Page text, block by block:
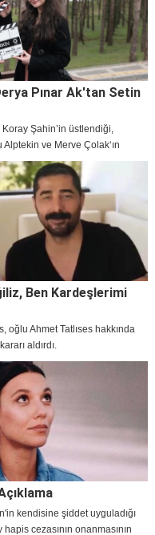
Pınar Ak'tan Setin
Koray Şahin’in üstlendiği,
ve Merve Çolak‘ın
ve konusuyla şimdiden merak
çekimleri başladı.
Ben Kardeşlerimi
oğlu Ahmet Tatlıses hakkında
aldırdı.
kendisine şiddet uyguladığı
cezasının onanmasının